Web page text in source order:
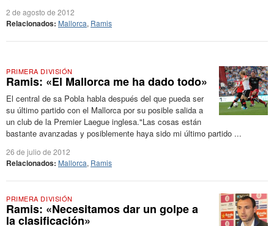
2 de agosto de 2012
Relacionados: Mallorca, Ramis
PRIMERA DIVISIÓN
Ramis: «El Mallorca me ha dado todo»
El central de sa Pobla habla después del que pueda ser
su último partido con el Mallorca por su posible salida a
un club de la Premier Laegue inglesa."Las cosas están
bastante avanzadas y posiblemente haya sido mi último partido ...
26 de julio de 2012
Relacionados: Mallorca, Ramis
PRIMERA DIVISIÓN
Ramis: «Necesitamos dar un golpe a
la clasificación»